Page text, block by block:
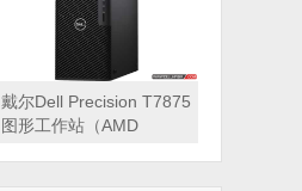
48GB显卡丨2400W双电
源丨三年质保）
戴尔Dell Precision T7875
图形工作站（AMD